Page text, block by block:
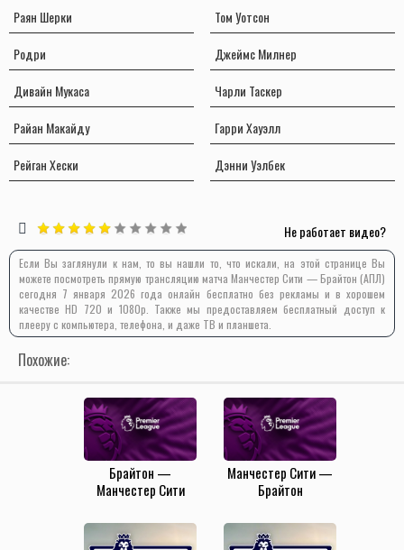
Раян Шерки
Родри
Дивайн Мукаса
Райан Макайду
Рейган Хески
Том Уотсон
Джеймс Милнер
Чарли Таскер
Гарри Хауэлл
Дэнни Уэлбек
Не работает видео?
Если Вы заглянули к нам, то вы нашли то, что искали, на этой странице Вы
можете посмотреть прямую трансляцию матча Манчестер Сити — Брайтон (АПЛ)
сегодня 7 января 2026 года онлайн бесплатно без рекламы и в хорошем
качестве HD 720 и 1080p. Также мы предоставляем бесплатный доступ к
плееру с компьютера, телефона, и даже ТВ и планшета.
Похожие:
Брайтон —
Манчестер Сити
Манчестер Сити —
Брайтон